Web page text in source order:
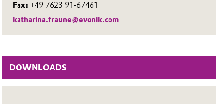
Fax: +49 7623 91-67461
katharina.fraune@evonik.com
DOWNLOADS